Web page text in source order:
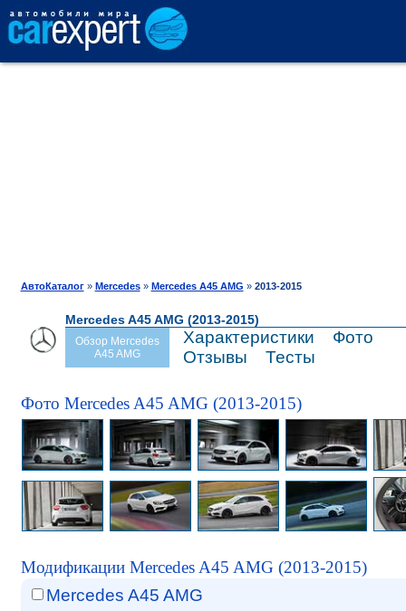
ТЕСТ-ДРАЙВ
ПРОДАЖА
АвтоКаталог» Mercedes» Mercedes A45 AMG » 2013-2015
Mercedes A45 AMG (2013-2015)
Обзор Mercedes
A45 AMG
Характеристики
Фото
Отзывы
Тесты
Фото Mercedes A45 AMG (2013-2015)
Модификации Mercedes A45 AMG (2013-2015)
Mercedes A45 AMG